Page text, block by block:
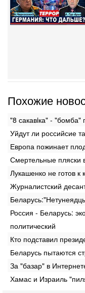
Похожие
"8 сакавiка" - "бомба"
Уйдут ли российсие
Европа пожинает
Смертельные пляски
Лукашенко не готов
Журналистский
Россия - Беларусь:
политический
Кто подставил
Беларусь пытаются
За "базар" в
Хамас и Израиль